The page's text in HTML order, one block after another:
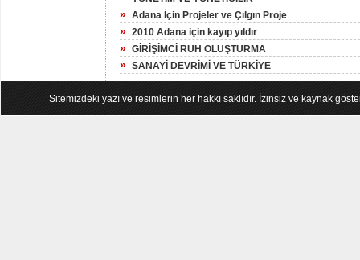
» Adana İçin Projeler ve Çılgın Proje
» 2010 Adana için kayıp yıldır
» GİRİŞİMCİ RUH OLUŞTURMA
» SANAYİ DEVRİMİ VE TÜRKİYE
Sitemizdeki yazı ve resimlerin her hakkı saklıdır. İzinsiz ve kaynak